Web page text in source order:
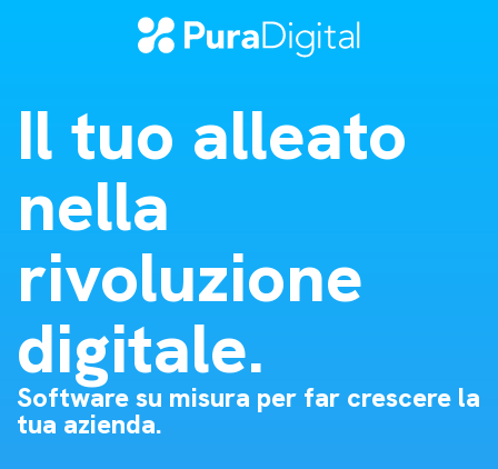
Il tuo alleato
nella
rivoluzione
digitale.
Software su misura per far crescere la
tua azienda.